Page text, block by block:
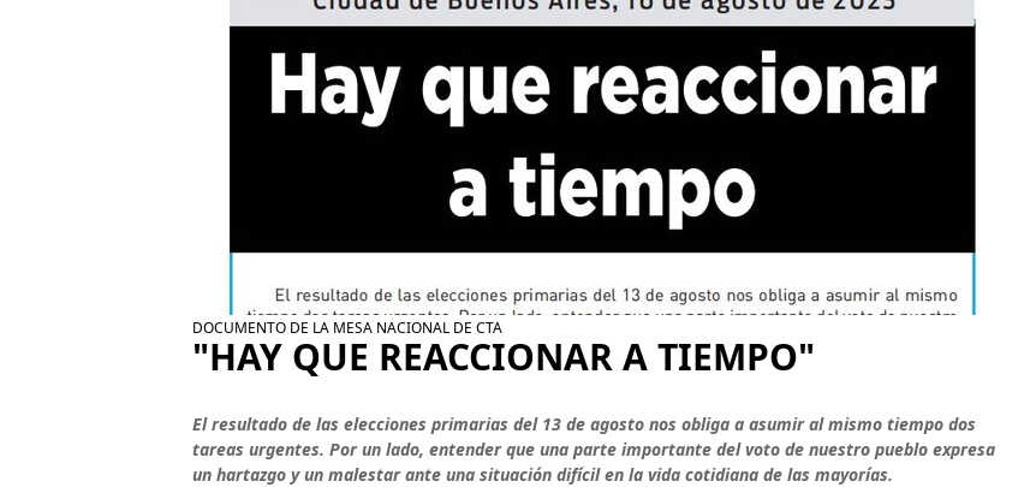
DOCUMENTO DE LA MESA NACIONAL DE CTA
"HAY QUE REACCIONAR A TIEMPO"
El resultado de las elecciones primarias del 13 de agosto nos obliga a asumir al mismo tiempo dos
tareas urgentes. Por un lado, entender que una parte importante del voto de nuestro pueblo expresa
un hartazgo y un malestar ante una situación difícil en la vida cotidiana de las mayorías.